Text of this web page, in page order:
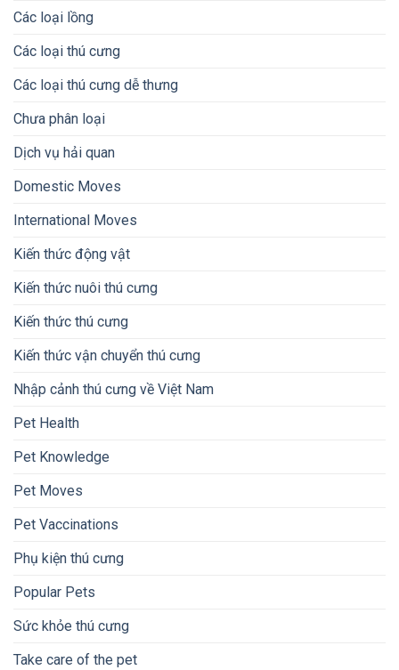
Các loại lồng
Các loại thú cưng
Các loại thú cưng dễ thưng
Chưa phân loại
Dịch vụ hải quan
Domestic Moves
International Moves
Kiến thức động vật
Kiến thức nuôi thú cưng
Kiến thức thú cưng
Kiến thức vận chuyển thú cưng
Nhập cảnh thú cưng về Việt Nam
Pet Health
Pet Knowledge
Pet Moves
Pet Vaccinations
Phụ kiện thú cưng
Popular Pets
Sức khỏe thú cưng
Take care of the pet